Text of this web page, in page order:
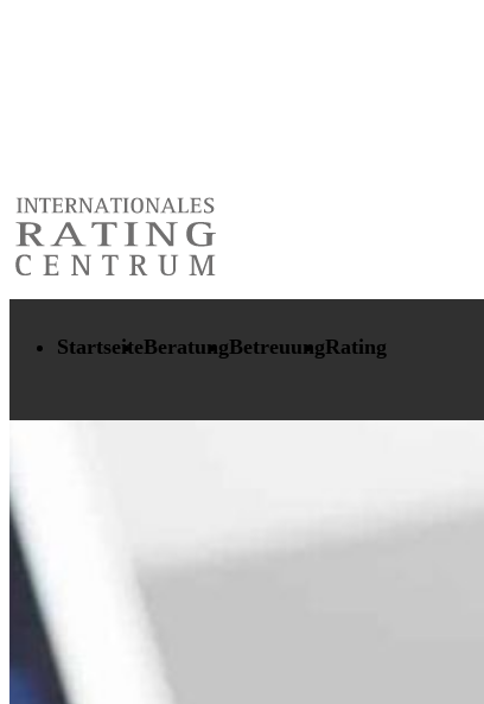
StartseiteBeratungBetreuungRating